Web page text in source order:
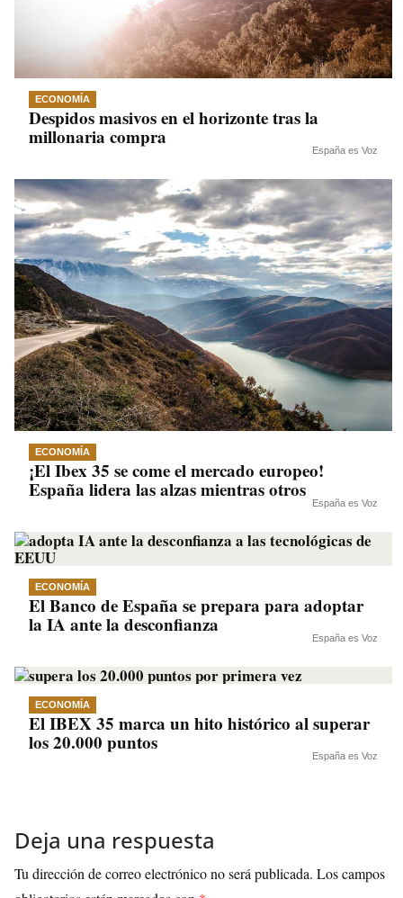
ECONOMÍA
Despidos masivos en el horizonte tras la
millonaria compra
España es Voz
ECONOMÍA
¡El Ibex 35 se come el mercado europeo!
España lidera las alzas mientras otros
España es Voz
ECONOMÍA
El Banco de España se prepara para adoptar
la IA ante la desconfianza
España es Voz
ECONOMÍA
El IBEX 35 marca un hito histórico al superar
los 20.000 puntos
España es Voz
Deja una respuesta
Tu dirección de correo electrónico no será publicada. Los campos